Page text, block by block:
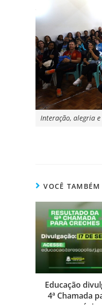
Interação, alegria
VOCÊ
Educação
4ª Chamada